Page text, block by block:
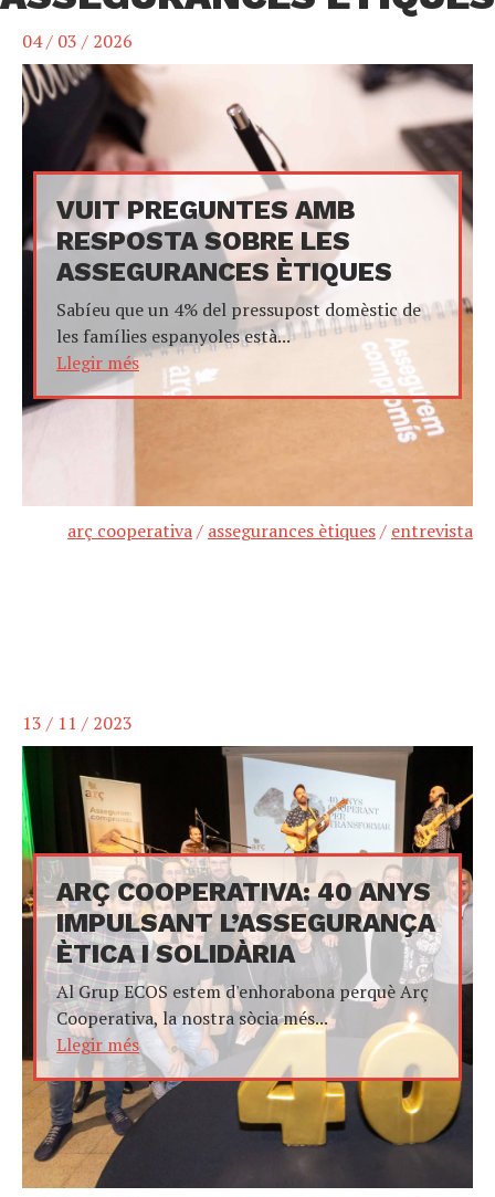
04 / 03 / 2026
VUIT PREGUNTES AMB
RESPOSTA SOBRE LES
ASSEGURANCES ÈTIQUES
Sabíeu que un 4% del pressupost domèstic de
les famílies espanyoles està...
Llegir més
arç cooperativa/ assegurances ètiques/ entrevista
13 / 11 / 2023
ARÇ COOPERATIVA: 40 ANYS
IMPULSANT L’ASSEGURANÇA
ÈTICA I SOLIDÀRIA
Al Grup ECOS estem d'enhorabona perquè Arç
Cooperativa, la nostra sòcia més...
Llegir més